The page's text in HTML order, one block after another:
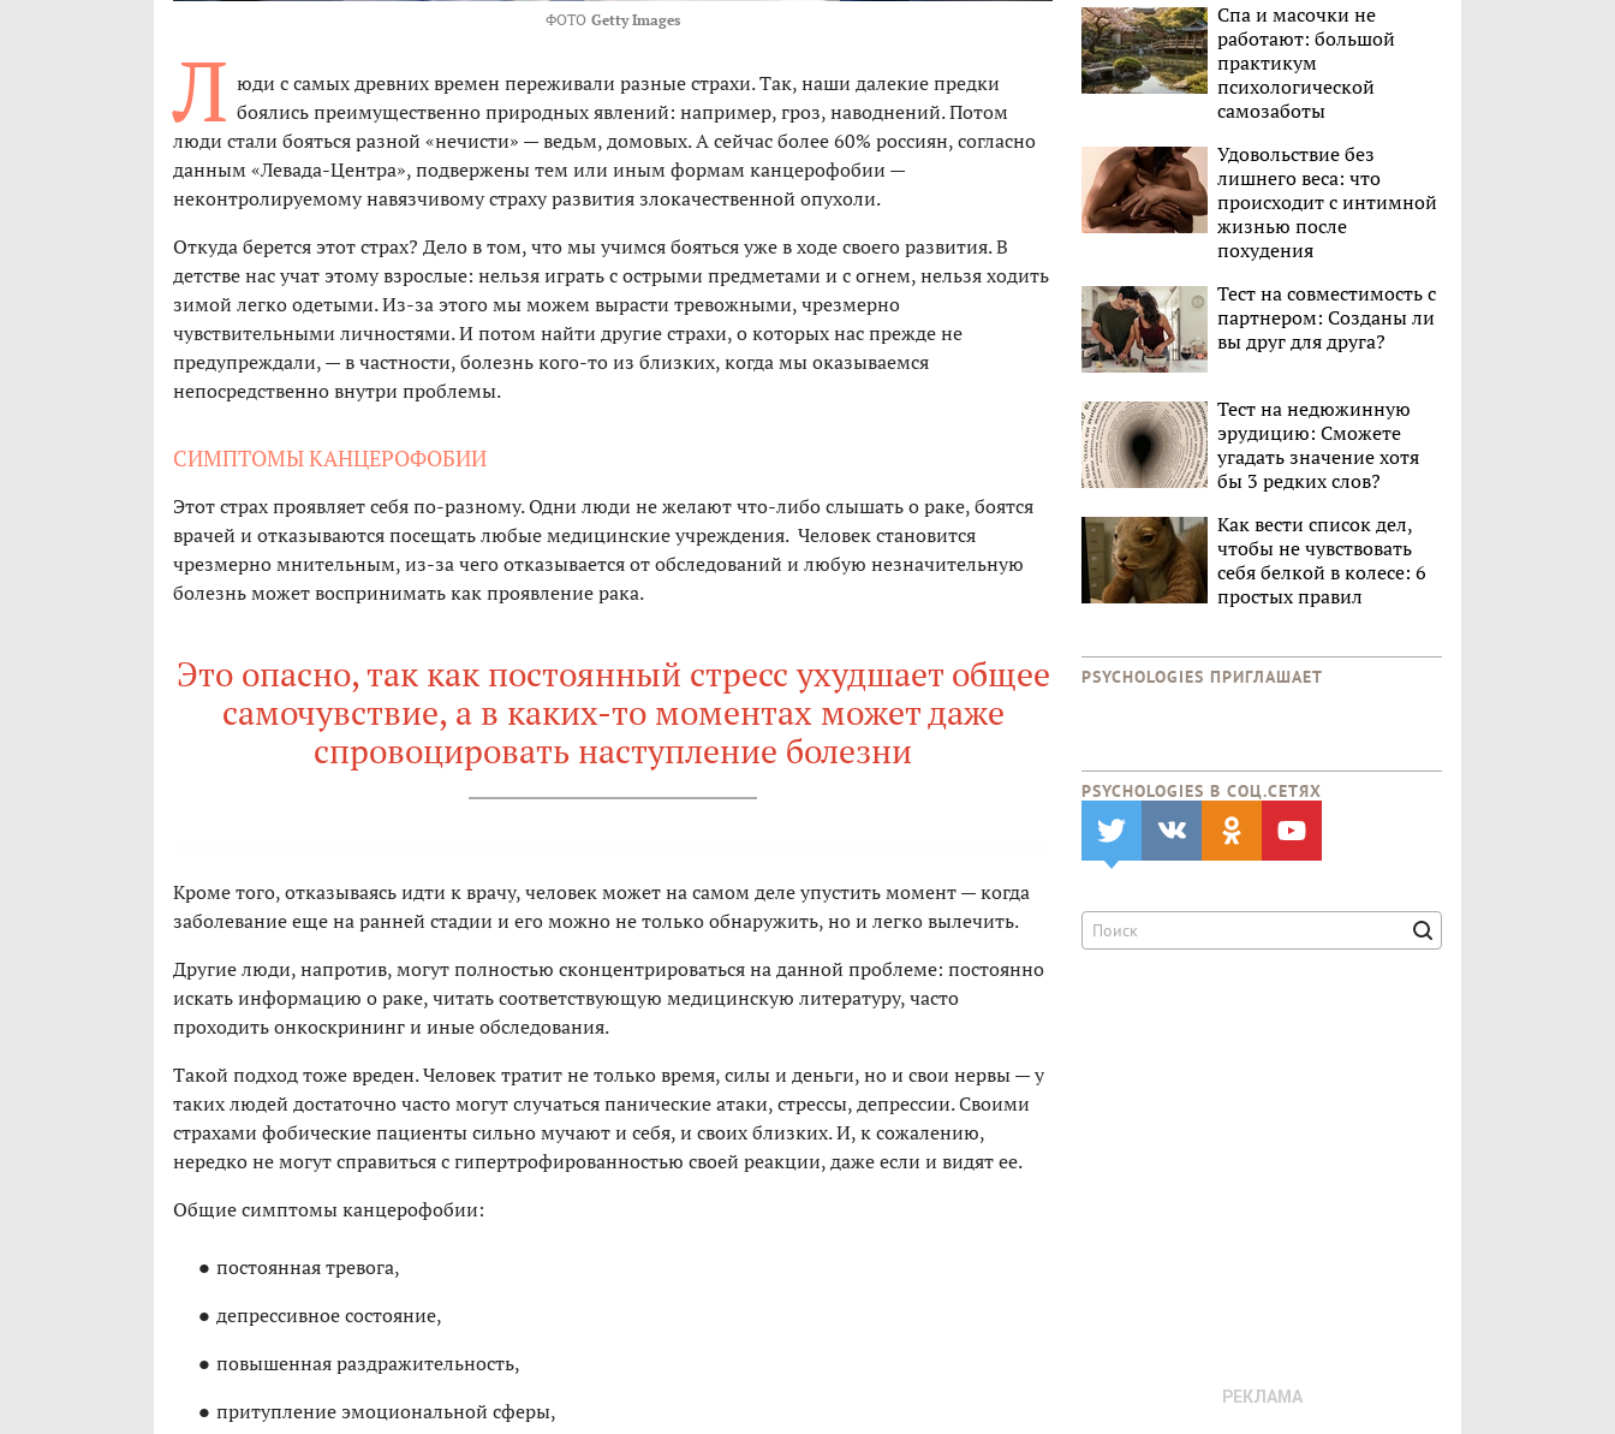
ФОТО Getty Images
Л юди с самых древних времен переживали разные страхи. Так, наши далекие предки
боялись преимущественно природных явлений: например, гроз, наводнений. Потом
люди стали бояться разной «нечисти» — ведьм, домовых. А сейчас более 60% россиян, согласно
данным «Левада-Центра», подвержены тем или иным формам канцерофобии —
неконтролируемому навязчивому страху развития злокачественной опухоли.
Откуда берется этот страх? Дело в том, что мы учимся бояться уже в ходе своего развития. В
детстве нас учат этому взрослые: нельзя играть с острыми предметами и с огнем, нельзя ходить
зимой легко одетыми. Из-за этого мы можем вырасти тревожными, чрезмерно
чувствительными личностями. И потом найти другие страхи, о которых нас прежде не
предупреждали, — в частности, болезнь кого-то из близких, когда мы оказываемся
непосредственно внутри проблемы.
СИМПТОМЫ КАНЦЕРОФОБИИ
Этот страх проявляет себя по-разному. Одни люди не желают что-либо слышать о раке, боятся
врачей и отказываются посещать любые медицинские учреждения. Человек становится
чрезмерно мнительным, из-за чего отказывается от обследований и любую незначительную
болезнь может воспринимать как проявление рака.
Это опасно, так как постоянный стресс ухудшает общее
самочувствие, а в каких-то моментах может даже
спровоцировать наступление болезни
Кроме того, отказываясь идти к врачу, человек может на самом деле упустить момент — когда
заболевание еще на ранней стадии и его можно не только обнаружить, но и легко вылечить.
Другие люди, напротив, могут полностью сконцентрироваться на данной проблеме: постоянно
искать информацию о раке, читать соответствующую медицинскую литературу, часто
проходить онкоскрининг и иные обследования.
Такой подход тоже вреден. Человек тратит не только время, силы и деньги, но и свои нервы — у
таких людей достаточно часто могут случаться панические атаки, стрессы, депрессии. Своими
страхами фобические пациенты сильно мучают и себя, и своих близких. И, к сожалению,
нередко не могут справиться с гипертрофированностью своей реакции, даже если и видят ее.
Общие симптомы канцерофобии:
постоянная тревога,
депрессивное состояние,
повышенная раздражительность,
притупление эмоциональной сферы,
Спа и масочки не
работают: большой
практикум
психологической
самозаботы
Удовольствие без
лишнего веса: что
происходит с интимной
жизнью после
похудения
Тест на совместимость с
партнером: Созданы ли
вы друг для друга?
Тест на недюжинную
эрудицию: Сможете
угадать значение хотя
бы 3 редких слов?
Как вести список дел,
чтобы не чувствовать
себя белкой в колесе: 6
простых правил
PSYCHOLOGIES ПРИГЛАШАЕТ
PSYCHOLOGIES В CОЦ.СЕТЯХ